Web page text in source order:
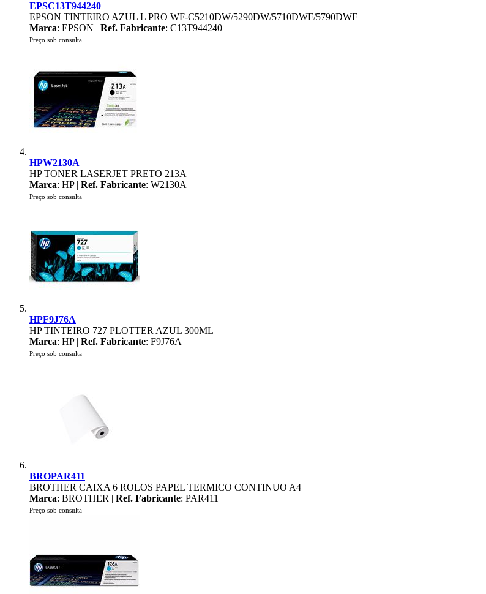
EPSC13T944240
EPSON TINTEIRO AZUL L PRO WF-C5210DW/5290DW/5710DWF/5790DWF
Marca: EPSON | Ref. Fabricante: C13T944240
Preço sob consulta
HPW2130A
HP TONER LASERJET PRETO 213A
Marca: HP | Ref. Fabricante: W2130A
Preço sob consulta
HPF9J76A
HP TINTEIRO 727 PLOTTER AZUL 300ML
Marca: HP | Ref. Fabricante: F9J76A
Preço sob consulta
BROPAR411
BROTHER CAIXA 6 ROLOS PAPEL TERMICO CONTINUO A4
Marca: BROTHER | Ref. Fabricante: PAR411
Preço sob consulta